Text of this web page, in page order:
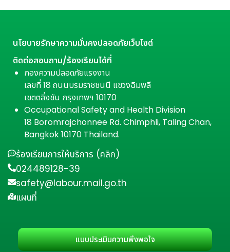
นโยบายรักษาความมั่นคงปลอดภัยเว็บไซต์
ติดต่อสอบถาม/ร้องเรียนได้ที่
กองความปลอดภัยแรงงาน
เลขที่ 18 ถนนบรมราชชนนี แขวงฉิมพลี
เขตตลิ่งชัน กรุงเทพฯ 10170
Occupational Safety and Health Division
18 Boromrajchonnee Rd. Chimphli, Taling Chan,
Bangkok 10170 Thailand.
ร้องเรียนการให้บริการ (คลิก)
024489128-39
safety@labour.mail.go.th
แผนที่
แบบประเมินความพึงพอใจ